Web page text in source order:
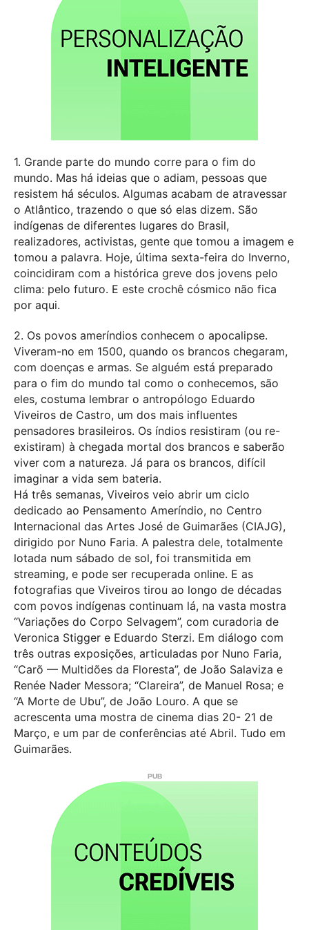
1. Grande parte do mundo corre para o fim do
mundo. Mas há ideias que o adiam, pessoas que
resistem há séculos. Algumas acabam de atravessar
o Atlântico, trazendo o que só elas dizem. São
indígenas de diferentes lugares do Brasil,
realizadores, activistas, gente que tomou a imagem e
tomou a palavra. Hoje, última sexta-feira do Inverno,
coincidiram com a histórica greve dos jovens pelo
clima: pelo futuro. E este crochê cósmico não fica
por aqui.
2. Os povos ameríndios conhecem o apocalipse.
Viveram-no em 1500, quando os brancos chegaram,
com doenças e armas. Se alguém está preparado
para o fim do mundo tal como o conhecemos, são
eles, costuma lembrar o antropólogo Eduardo
Viveiros de Castro, um dos mais influentes
pensadores brasileiros. Os índios resistiram (ou re-
existiram) à chegada mortal dos brancos e saberão
viver com a natureza. Já para os brancos, difícil
imaginar a vida sem bateria.
Há três semanas, Viveiros veio abrir um ciclo
dedicado ao Pensamento Ameríndio, no Centro
Internacional das Artes José de Guimarães (CIAJG),
dirigido por Nuno Faria. A palestra dele, totalmente
lotada num sábado de sol, foi transmitida em
streaming, e pode ser recuperada online. E as
fotografias que Viveiros tirou ao longo de décadas
com povos indígenas continuam lá, na vasta mostra
“Variações do Corpo Selvagem”, com curadoria de
Veronica Stigger e Eduardo Sterzi. Em diálogo com
três outras exposições, articuladas por Nuno Faria,
“Carõ — Multidões da Floresta”, de João Salaviza e
Renée Nader Messora; “Clareira”, de Manuel Rosa; e
“A Morte de Ubu”, de João Louro. A que se
acrescenta uma mostra de cinema dias 20- 21 de
Março, e um par de conferências até Abril. Tudo em
Guimarães.